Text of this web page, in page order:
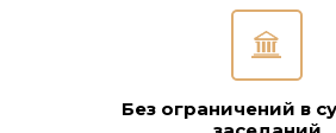
Без ограничений в